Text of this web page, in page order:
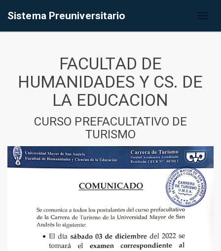
Sistema Preuniversitario
FACULTAD DE
HUMANIDADES Y CS. DE
LA EDUCACION
CURSO PREFACULTATIVO DE
TURISMO